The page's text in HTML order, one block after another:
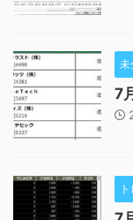
未
7